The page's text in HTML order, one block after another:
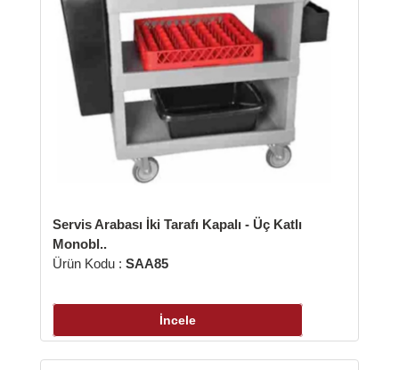
İki Tarafı Kapalı - Üç Katlı
SAA85
Tabak Taşıma